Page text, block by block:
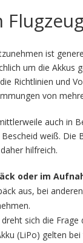
ist
um die Akkus
Richtlinien und
von
auch in
weiß.
hilfreich.
oder im
aus, bei
dreht sich die
(LiPo) gelten